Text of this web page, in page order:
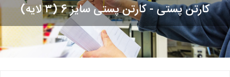
کارتن پستی - کارتن پستی سایز 6 (۳ لایه)